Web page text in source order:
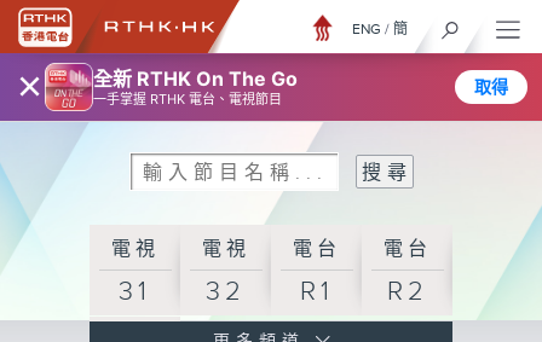
× 全新 RTHK On The Go
一手掌握 RTHK 電台、電視節目
取得
ENG / 簡
電視
31
電視
32
電台
R1
電台
R2